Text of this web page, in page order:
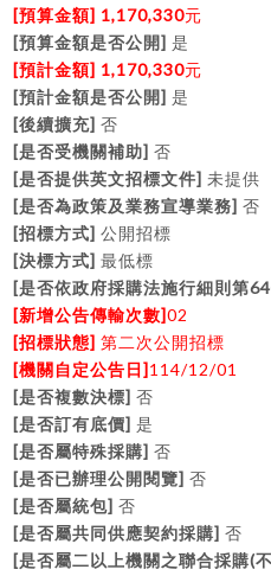
[預算金額] 1,170,330元
[預算金額是否公開 ] 是
[預計金額] 1,170,330元
[預計金額是否公開 ] 是
[後續擴充] 否
[是否受機關補助] 否
[是否提供英文招標文件] 未提供
[是否為政策及業務宣導業務] 否
[招標方式] 公開招標
[決標方式] 最低標
[是否依政府採購法施行細則第64
[新增公告傳輸次數]02
[招標狀態] 第二次公開招標
[機關自定公告日 ]114/12/01
[是否複數決標] 否
[是否訂有底價] 是
[是否屬特殊採購] 否
[是否已辦理公開閱覽] 否
[是否屬統包] 否
[是否屬共同供應契約採購] 否
[是否屬二以上機關之聯合採購(